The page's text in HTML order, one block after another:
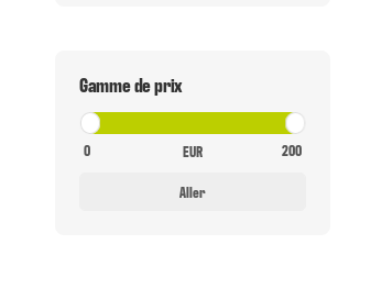
Gamme de prix
EUR
Aller